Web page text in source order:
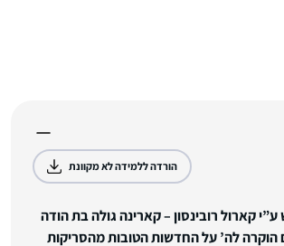
הורדה ללמידה לא מקוונת
קארול רובינסון – קארינה גולה בת הודה
הוקרה לה’ על החדשות הטובות מהסריקות